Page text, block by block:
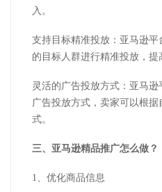
入。
支持目标精准投放：亚马逊
的目标人群进行精准投放，提
灵活的广告投放方式：亚马
广告投放方式，卖家可以根
式。
三、亚马逊精品推广怎么做？
1、优化商品信息